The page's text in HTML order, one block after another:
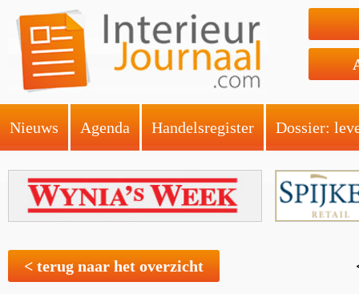
Nieuws Agenda Handelsregister Dossier:
< terug naar het overzicht